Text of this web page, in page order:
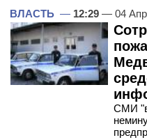
ВЛАСТЬ — 12:29 — 04
СМИ